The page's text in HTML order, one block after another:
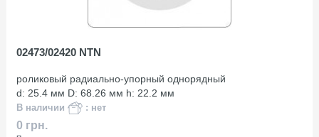
02473/02420 NTN
роликовый радиально-упорный однорядный
d: 25.4 мм D: 68.26 мм h: 22.2 мм
В наличии : нет
0 грн.